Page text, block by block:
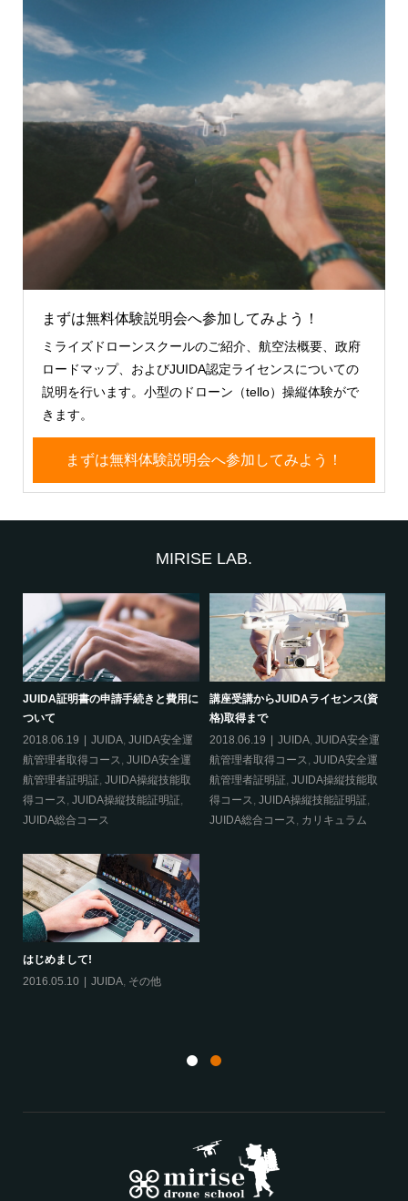
まずは無料体験説明会へ参加してみよう！
ミライズドローンスクールのご紹介、航空法概要、政府
ロードマップ、およびJUIDA認定ライセンスについての
説明を行います。小型のドローン（tello）操縦体験がで
きます。
まずは無料体験説明会へ参加してみよう！
MIRISE LAB.
JUIDA証明書の申請手続きと費用に
ついて
2018.06.19
JUIDA, JUIDA安全運
航管理者取得コース, JUIDA安全運
航管理者証明証, JUIDA操縦技能取
得コース, JUIDA操縦技能証明証,
JUIDA総合コース
講座受講からJUIDAライセンス(資
格)取得まで
2018.06.19
JUIDA, JUIDA安全運
航管理者取得コース, JUIDA安全運
航管理者証明証, JUIDA操縦技能取
得コース, JUIDA操縦技能証明証,
JUIDA総合コース, カリキュラム
はじめまして!
2016.05.10
JUIDA, その他